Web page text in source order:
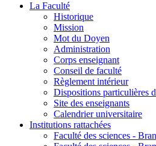
La Faculté
Historique
Mission
Mot du Doyen
Administration
Corps enseignant
Conseil de faculté
Règlement intérieur
Dispositions particulières
Site des enseignants
Calendrier universitaire
Institutions rattachées
Faculté des sciences -